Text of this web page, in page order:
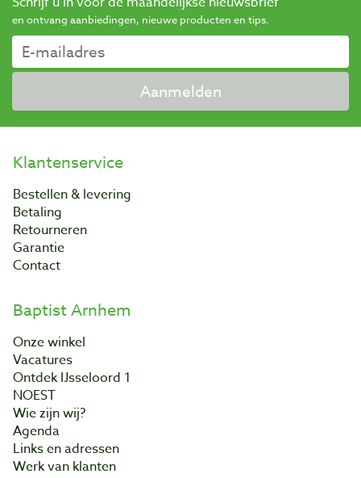
en ontvang aanbiedingen, nieuwe producten en tips.
Aanmelden
Klantenservice
Bestellen & levering
Betaling
Retourneren
Garantie
Contact
Baptist Arnhem
Onze winkel
Vacatures
Ontdek IJsseloord 1
NOEST
Wie zijn wij?
Agenda
Links en adressen
Werk van klanten